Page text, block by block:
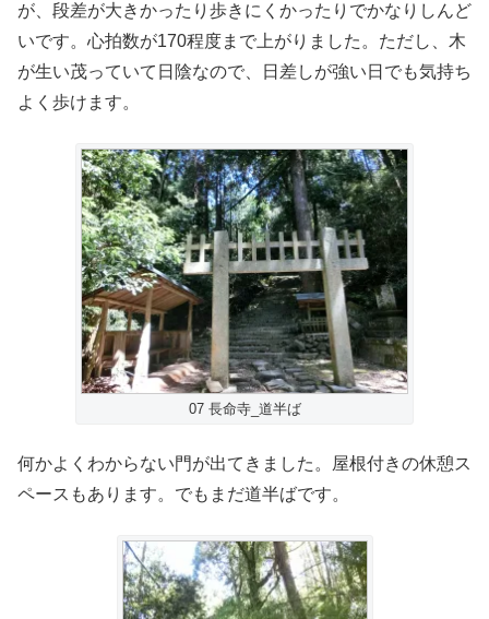
が、段差が大きかったり歩きにくかったりでかなりしんど
いです。心拍数が170程度まで上がりました。ただし、木
が生い茂っていて日陰なので、日差しが強い日でも気持ち
よく歩けます。
07 長命寺_道半ば
何かよくわからない門が出てきました。屋根付きの休憩ス
ペースもあります。でもまだ道半ばです。